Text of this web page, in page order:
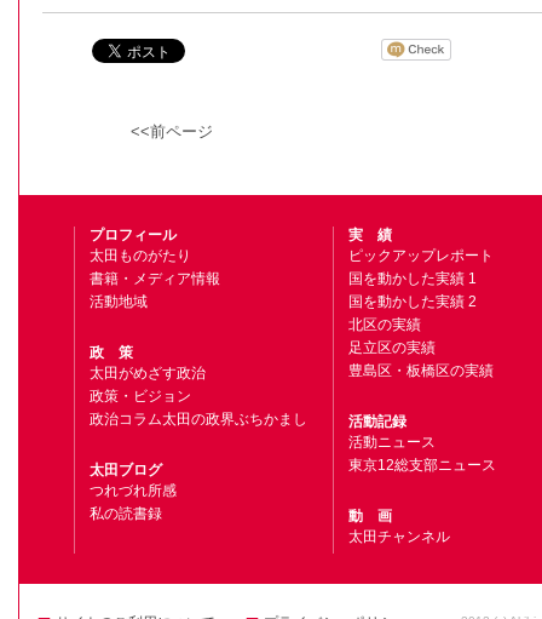
<<前ページ
プロフィール
太田ものがたり
書籍・メディア情報
活動地域
政 策
太田がめざす政治
政策・ビジョン
政治コラム太田の政界ぶちかまし
太田ブログ
つれづれ所感
私の読書録
実 績
ピックアップレポート
国を動かした実績 1
国を動かした実績 2
北区の実績
足立区の実績
豊島区・板橋区の実績
活動記録
活動ニュース
東京12総支部ニュース
動 画
太田チャンネル